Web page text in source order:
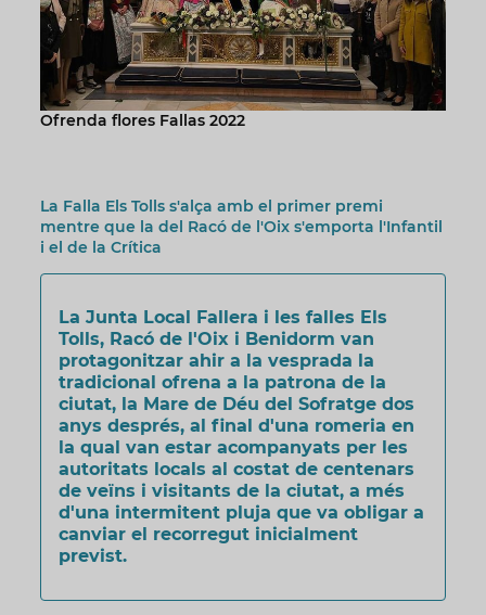
Ofrenda flores Fallas 2022
La Falla Els Tolls s'alça amb el primer premi
mentre que la del Racó de l'Oix s'emporta l'Infantil
i el de la Crítica
La Junta Local Fallera i les falles Els
Tolls, Racó de l'Oix i Benidorm van
protagonitzar ahir a la vesprada la
tradicional ofrena a la patrona de la
ciutat, la Mare de Déu del Sofratge dos
anys després, al final d'una romeria en
la qual van estar acompanyats per les
autoritats locals al costat de centenars
de veïns i visitants de la ciutat, a més
d'una intermitent pluja que va obligar a
canviar el recorregut inicialment
previst.